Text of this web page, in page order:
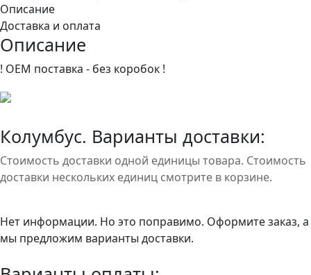
Описание
Доставка и оплата
Описание
! OEM поставка - без коробок !
Колумбус. Варианты доставки:
Стоимость доставки одной единицы товара. Стоимость
доставки нескольких единиц смотрите в корзине.
Нет информации. Но это поправимо. Оформите заказ, а
мы предложим варианты доставки.